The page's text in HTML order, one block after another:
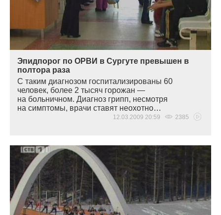
Эпидпорог по ОРВИ в Сургуте превышен в
полтора раза
С таким диагнозом госпитализированы 60
человек, более 2 тысяч горожан —
на больничном. Диагноз грипп, несмотря
на симптомы, врачи ставят неохотно…
12.03.2009 20:59 2385